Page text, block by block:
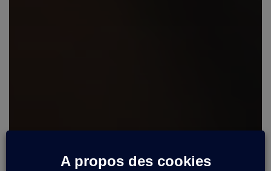
A propos des cookies